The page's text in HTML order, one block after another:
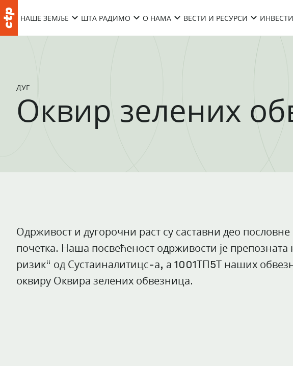
НАШЕ ЗЕМЉЕ ШТА РАДИМО О НАМА ВЕСТИ И РЕСУРСИ
ДУГ
Оквир зелених
Одрживост и дугорочни раст су саставни део
почетка. Наша посвећеност одрживости је
ризик“ од Сустаиналитицс-а, а 1001ТП5Т наших
оквиру Оквира зелених обвезница.